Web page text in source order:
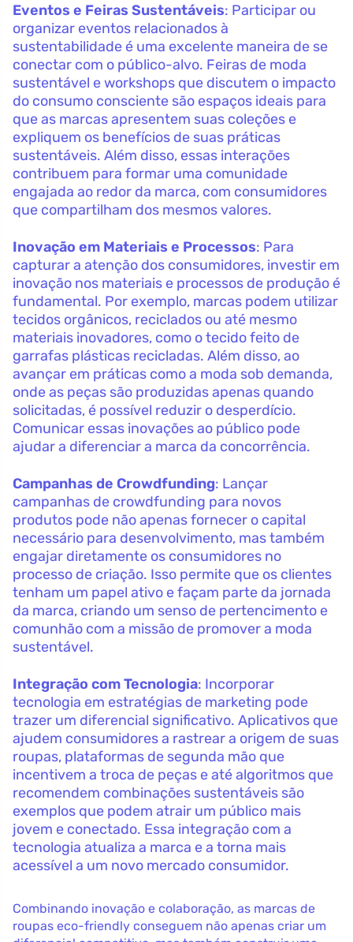
Eventos e Feiras Sustentáveis: Participar ou
organizar eventos relacionados à
sustentabilidade é uma excelente maneira de se
conectar com o público-alvo. Feiras de moda
sustentável e workshops que discutem o impacto
do consumo consciente são espaços ideais para
que as marcas apresentem suas coleções e
expliquem os benefícios de suas práticas
sustentáveis. Além disso, essas interações
contribuem para formar uma comunidade
engajada ao redor da marca, com consumidores
que compartilham dos mesmos valores.
Inovação em Materiais e Processos: Para
capturar a atenção dos consumidores, investir em
inovação nos materiais e processos de produção é
fundamental. Por exemplo, marcas podem utilizar
tecidos orgânicos, reciclados ou até mesmo
materiais inovadores, como o tecido feito de
garrafas plásticas recicladas. Além disso, ao
avançar em práticas como a moda sob demanda,
onde as peças são produzidas apenas quando
solicitadas, é possível reduzir o desperdício.
Comunicar essas inovações ao público pode
ajudar a diferenciar a marca da concorrência.
Campanhas de Crowdfunding: Lançar
campanhas de crowdfunding para novos
produtos pode não apenas fornecer o capital
necessário para desenvolvimento, mas também
engajar diretamente os consumidores no
processo de criação. Isso permite que os clientes
tenham um papel ativo e façam parte da jornada
da marca, criando um senso de pertencimento e
comunhão com a missão de promover a moda
sustentável.
Integração com Tecnologia: Incorporar
tecnologia em estratégias de marketing pode
trazer um diferencial significativo. Aplicativos que
ajudem consumidores a rastrear a origem de suas
roupas, plataformas de segunda mão que
incentivem a troca de peças e até algoritmos que
recomendem combinações sustentáveis são
exemplos que podem atrair um público mais
jovem e conectado. Essa integração com a
tecnologia atualiza a marca e a torna mais
acessível a um novo mercado consumidor.
Combinando inovação e colaboração, as marcas de
roupas eco-friendly conseguem não apenas criar um